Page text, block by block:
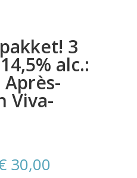
3
alc.:
Après-
Viva-
30,00